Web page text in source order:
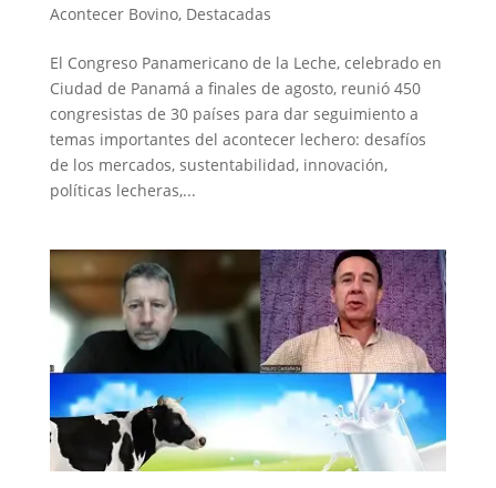
Acontecer Bovino, Destacadas
El Congreso Panamericano de la Leche, celebrado en
Ciudad de Panamá a finales de agosto, reunió 450
congresistas de 30 países para dar seguimiento a
temas importantes del acontecer lechero: desafíos
de los mercados, sustentabilidad, innovación,
políticas lecheras,...